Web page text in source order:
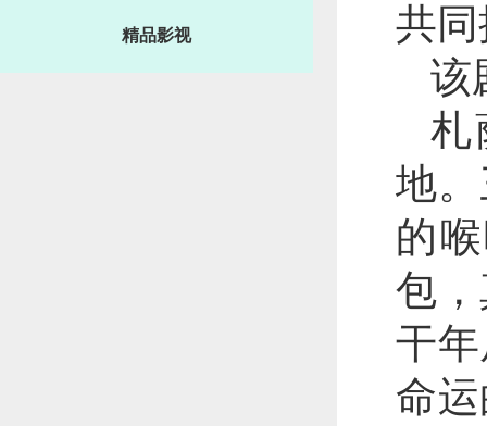
精品影视
共
该
札
地
的
包
干
命